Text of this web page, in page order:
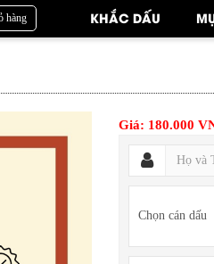
hàng KHẮC DẤU
Giá: 180.000
Chọn cán dấu